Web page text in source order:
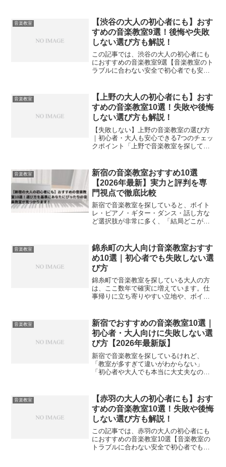
す。 【後悔や失敗しない選び方10選！】
大人の初心者にもおす...
音楽教室
【渋谷の大人の初心者にも】おす
すめの音楽教室9選！後悔や失敗
しない選び方も解説！
この記事では、渋谷の大人の初心者にも
におすすめの音楽教室9選【音楽教室のト
ラブルに合わない安全で初心者でも安心
【選び方8選！】渋谷の大人の初心者にも
おすすめの音楽教室...
音楽教室
【上野の大人の初心者にも】おす
すめの音楽教室10選！失敗や後悔
しない選び方も解説！
【失敗しない】上野の音楽教室の選び方
｜初心者・大人も安心できる7つのチェッ
クポイント「上野で音楽教室を探してい
い」上野の音楽教室選びで後悔する人の
多くは、選ぶ基準を知らない...
音楽教室
新宿の音楽教室おすすめ10選
【2026年最新】実力と評判を専
門視点で徹底比較
新宿で音楽教室を探していると、ボイト
レ・ピアノ・ギター・ダンス・話し方な
ど選択肢が非常に多く、「結局どこが自
ありません。実際、新宿は日本屈指の音
楽教室激戦区であり、駅周...
音楽教室
錦糸町の大人向け音楽教室おすす
め10選｜初心者でも失敗しない選
び方
錦糸町で音楽教室を探している大人の方
は、ここ数年で確実に増えています。仕
事帰りに立ち寄りやすい立地や、ボイト
今こそ始めたい」と考える人が増えてい
るためです。一方で、多...
音楽教室
新宿でおすすめの音楽教室10選｜
初心者・大人向けに失敗しない選
び方【2026年最新版】
新宿で音楽教室を探しているけれど、
「教室が多すぎて違いがわからない」
「初心者や大人でも本当に大丈夫なのか
教室の激戦区で、ボイトレ・ピアノ・ギ
ターなどジャンルも指導スタイ...
音楽教室
【赤羽の大人の初心者にも】おす
すめの音楽教室10選！失敗や後悔
しない選び方も解説！
この記事では、赤羽の大人の初心者にも
におすすめの音楽教室10選【音楽教室の
トラブルに合わない安全で初心者でも安